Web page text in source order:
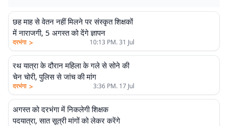
छह माह से वेतन नहीं मिलने पर संस्कृत शिक्षकों
में नाराजगी, 5 अगस्त को देंगे ज्ञापन
दरभंगा > 10:13 PM. 31 Jul
रथ यात्रा के दौरान महिला के गले से सोने की
चेन चोरी, पुलिस से जांच की मांग
दरभंगा > 3:36 PM. 17 Jul
अगस्त को दरभंगा में निकलेगी शिक्षक
पदयात्रा, सात सूत्री मांगों को लेकर करेंगे